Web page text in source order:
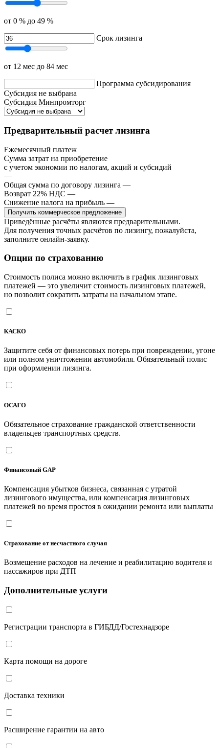
от 0 % до 49 %
Срок лизинга
от 12 мес до 84 мес
Программа субсидирования
Субсидия не выбрана
Субсидия Минпромторг
Предварительный расчет лизинга
Ежемесячный платеж
Сумма затрат на приобретение
с учетом экономии по налогам, акций и субсидий
—
Общая сумма по договору лизинга —
Возврат 22% НДС —
Снижение налога на прибыль —
Получить коммерческое предложение
Приведённые расчёты являются предварительными.
Для получения точных расчётов по лизингу, пожалуйста,
заполните онлайн-заявку.
Опции по страхованию
Стоимость полиса можно включить в график лизинговых
платежей — это увеличит стоимость лизинговых платежей,
но позволит сократить затраты на начальном этапе.
КАСКО
Защитите себя от финансовых потерь при повреждении, угоне
или полном уничтожении автомобиля. Обязательный полис
при оформлении лизинга.
ОСАГО
Обязательное страхование гражданской ответственности
владельцев транспортных средств.
Финансовый GAP
Компенсация убытков бизнеса, связанная с утратой
лизингового имущества, или компенсация лизинговых
платежей во время простоя в ожидании ремонта или выплаты
Страхование от несчастного случая
Возмещение расходов на лечение и реабилитацию водителя и
пассажиров при ДТП
Дополнительные услуги
Регистрации транспорта в ГИБДД/Гостехнадзоре
Карта помощи на дороге
Доставка техники
Расширение гарантии на авто